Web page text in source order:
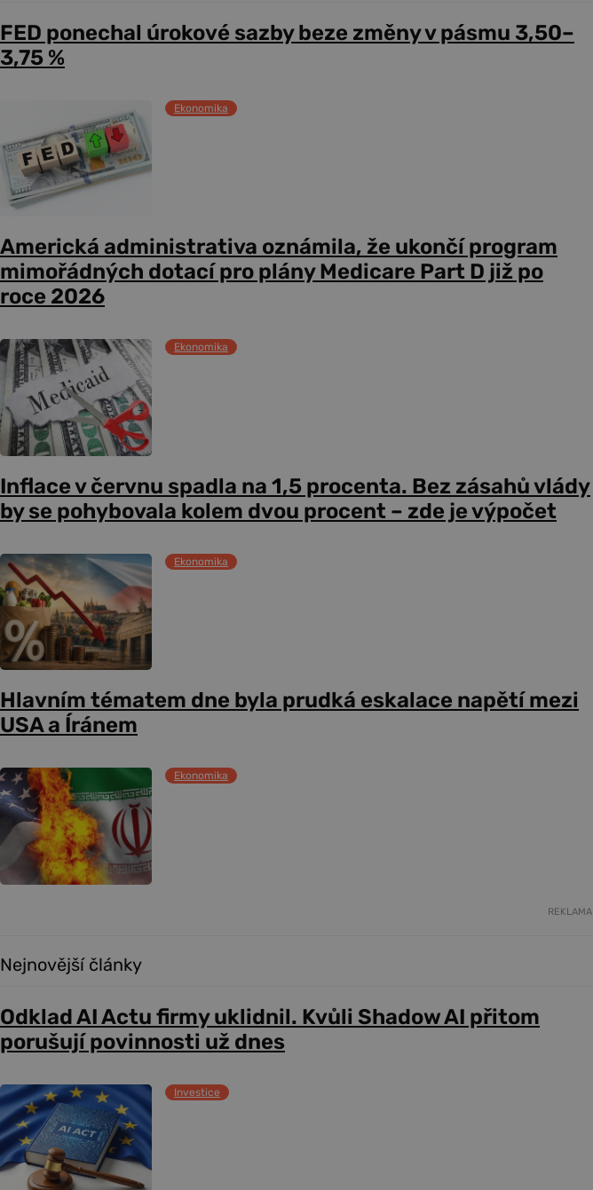
FED ponechal úrokové sazby beze změny v pásmu 3,50–
3,75 %
Ekonomika
Americká administrativa oznámila, že ukončí program
mimořádných dotací pro plány Medicare Part D již po
roce 2026
Ekonomika
Inflace v červnu spadla na 1,5 procenta. Bez zásahů vlády
by se pohybovala kolem dvou procent – zde je výpočet
Ekonomika
Hlavním tématem dne byla prudká eskalace napětí mezi
USA a Íránem
Ekonomika
REKLAMA
Nejnovější články
Odklad AI Actu firmy uklidnil. Kvůli Shadow AI přitom
porušují povinnosti už dnes
Investice